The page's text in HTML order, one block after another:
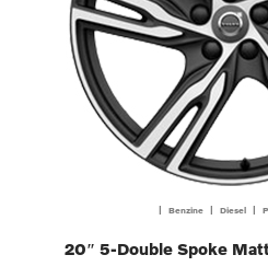
| Benzine | Diesel |
20″ 5-Double Spoke